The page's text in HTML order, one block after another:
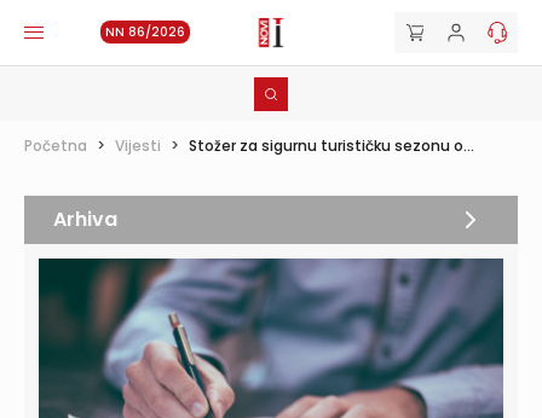
NN 86/2026
Početna > Vijesti > Stožer za sigurnu turističku sezonu o...
Arhiva